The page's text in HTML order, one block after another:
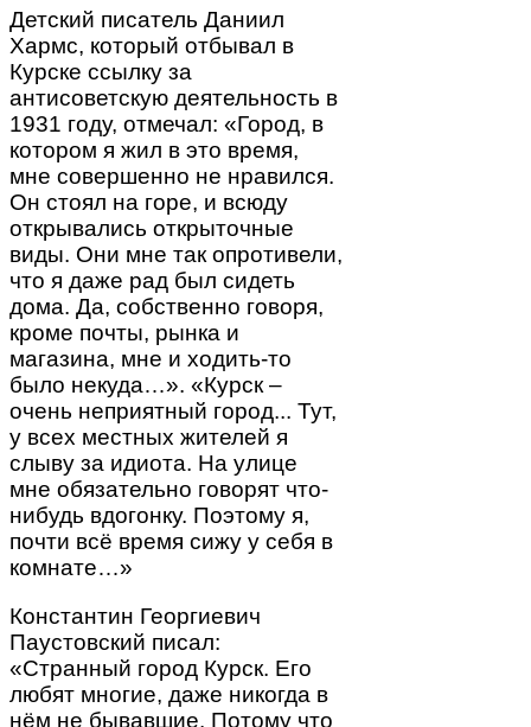
Детский писатель Даниил
Хармс, который отбывал в
Курске ссылку за
антисоветскую деятельность в
1931 году, отмечал: «Город, в
котором я жил в это время,
мне совершенно не нравился.
Он стоял на горе, и всюду
открывались открыточные
виды. Они мне так опротивели,
что я даже рад был сидеть
дома. Да, собственно говоря,
кроме почты, рынка и
магазина, мне и ходить-то
было некуда…». «Курск –
очень неприятный город... Тут,
у всех местных жителей я
слыву за идиота. На улице
мне обязательно говорят что-
нибудь вдогонку. Поэтому я,
почти всё время сижу у себя в
комнате…»
Константин Георгиевич
Паустовский писал:
«Странный город Курск. Его
любят многие, даже никогда в
нём не бывавшие. Потому что